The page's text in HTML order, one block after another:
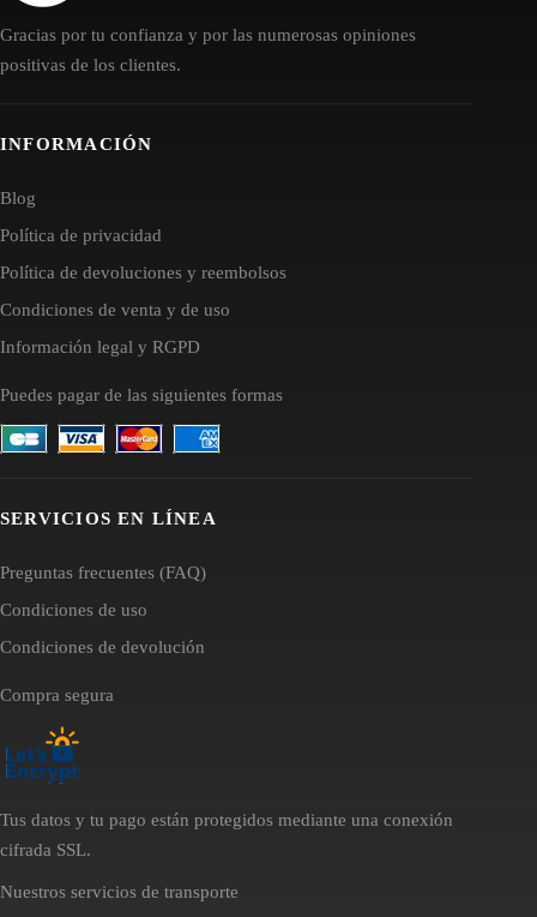
Gracias por tu confianza y por las numerosas opiniones
positivas de los clientes.
INFORMACIÓN
Blog
Política de privacidad
Política de devoluciones y reembolsos
Condiciones de venta y de uso
Información legal y RGPD
Puedes pagar de las siguientes formas
SERVICIOS EN LÍNEA
Preguntas frecuentes (FAQ)
Condiciones de uso
Condiciones de devolución
Compra segura
Tus datos y tu pago están protegidos mediante una conexión
cifrada SSL.
Nuestros servicios de transporte